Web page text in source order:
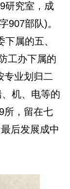
研究室，成
907部队)。
属的五、
工办下属的
专业划归二
机、电等的
所，留在七
后发展成中